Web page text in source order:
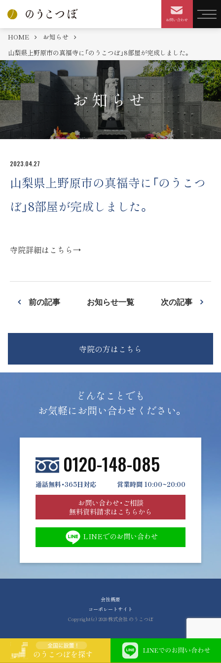
HOME
お知らせ
山梨県上野原市の真福寺に「のうこつぼ」8部屋が完成しました。
お知らせ
2023.04.27
山梨県上野原市の真福寺に「のうこつ
ぼ」8部屋が完成しました。
寺院詳細はこちら→
前の記事 お知らせ一覧 次の記事
寺院の方はこちら
どんなことでも
お気軽にお問い合わせください。
0120-148-085
通話無料・365日対応 営業時間 10:00~20:00
お問い合わせ・ご相談
無料資料請求はこちらから
LINEでのお問い合わせ
会社概要
コーポレートサイト
Copyright(c) 2020 株式会社 のうこつぼ